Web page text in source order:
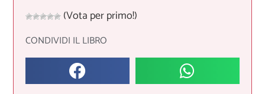
(Vota per primo!)
CONDIVIDI IL LIBRO